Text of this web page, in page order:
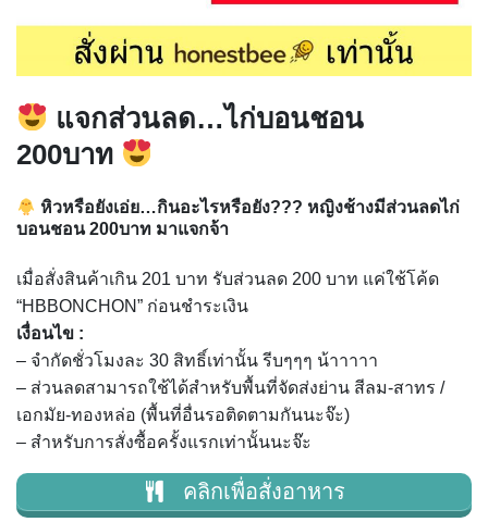
แจกส่วนลด…ไก่บอนชอน
200บาท
หิวหรือยังเอ่ย…กินอะไรหรือยัง??? หญิงช้างมีส่วนลดไก่
บอนชอน 200บาท มาแจกจ้า
เมื่อสั่งสินค้าเกิน 201 บาท รับส่วนลด 200 บาท แค่ใช้โค้ด
“HBBONCHON” ก่อนชำระเงิน
เงื่อนไข :
– จำกัดชั่วโมงละ 30 สิทธิ์เท่านั้น รีบๆๆๆ น้าาาาา
– ส่วนลดสามารถใช้ได้สำหรับพื้นที่จัดส่งย่าน สีลม-สาทร /
เอกมัย-ทองหล่อ (พื้นที่อื่นรอติดตามกันนะจ๊ะ)
– สำหรับการสั่งซื้อครั้งแรกเท่านั้นนะจ๊ะ
คลิกเพื่อสั่งอาหาร